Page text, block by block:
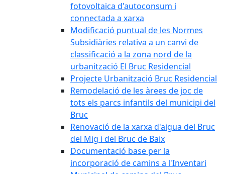
fotovoltaica d'autoconsum i
connectada a xarxa
Modificació puntual de les Normes
Subsidiàries relativa a un canvi de
classificació a la zona nord de la
urbanització El Bruc Residencial
Projecte Urbanització Bruc Residencial
Remodelació de les àrees de joc de
tots els parcs infantils del municipi del
Bruc
Renovació de la xarxa d'aigua del Bruc
del Mig i del Bruc de Baix
Documentació base per la
incorporació de camins a l'Inventari